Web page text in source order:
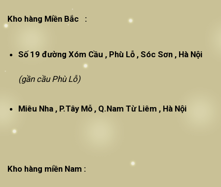
Kho hàng Miền Bắc :
Số 19 đường Xóm Cầu , Phù Lỗ , Sóc Sơn , Hà Nội
(gần cầu Phù Lỗ)
Miêu Nha , P.Tây Mỗ , Q.Nam Từ Liêm , Hà Nội
Kho hàng miền Nam :